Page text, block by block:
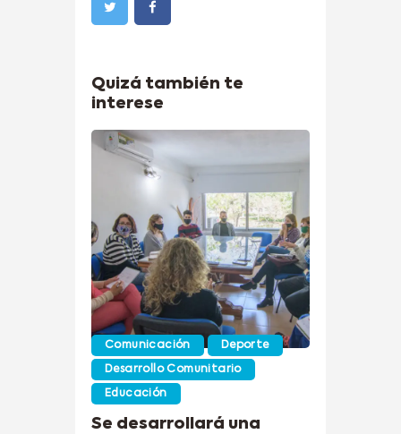
Quizá también te
interese
Comunicación Deporte
Desarrollo Comunitario
Educación
Se desarrollará una